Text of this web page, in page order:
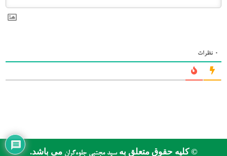
0 نظرات
© کلیه حقوق متعلق بهسید مجتبی جلوه‌گرانمی باشد.